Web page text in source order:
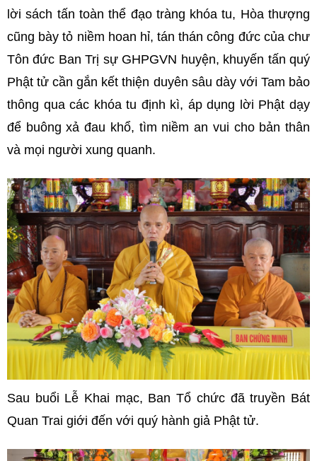
lời sách tấn toàn thể đạo tràng khóa tu, Hòa thượng
cũng bày tỏ niềm hoan hỉ, tán thán công đức của chư
Tôn đức Ban Trị sự GHPGVN huyện, khuyến tấn quý
Phật tử cần gắn kết thiện duyên sâu dày với Tam bảo
thông qua các khóa tu định kì, áp dụng lời Phật dạy
để buông xả đau khổ, tìm niềm an vui cho bản thân
và mọi người xung quanh.
Sau buổi Lễ Khai mạc, Ban Tổ chức đã truyền Bát
Quan Trai giới đến với quý hành giả Phật tử.